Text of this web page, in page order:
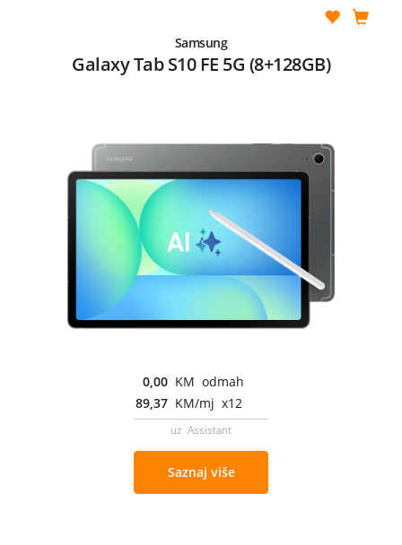
Samsung
Galaxy Tab S10 FE 5G (8+128GB)
0,00 KM odmah
89,37 KM/mj x12
uz Assistant
Saznaj više